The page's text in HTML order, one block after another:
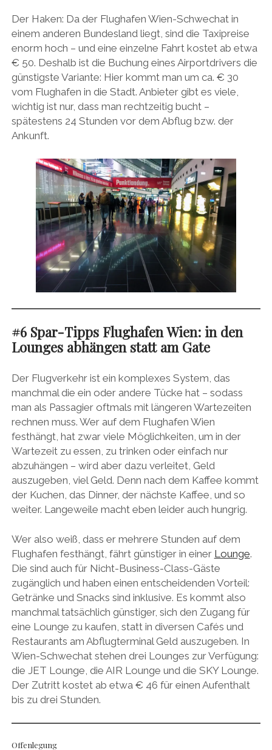
Der Haken: Da der Flughafen Wien-Schwechat in
einem anderen Bundesland liegt, sind die Taxipreise
enorm hoch – und eine einzelne Fahrt kostet ab etwa
€ 50. Deshalb ist die Buchung eines Airportdrivers die
günstigste Variante: Hier kommt man um ca. € 30
vom Flughafen in die Stadt. Anbieter gibt es viele,
wichtig ist nur, dass man rechtzeitig bucht –
spätestens 24 Stunden vor dem Abflug bzw. der
Ankunft.
#6 Spar-Tipps Flughafen Wien: in den
Lounges abhängen statt am Gate
Der Flugverkehr ist ein komplexes System, das
manchmal die ein oder andere Tücke hat – sodass
man als Passagier oftmals mit längeren Wartezeiten
rechnen muss. Wer auf dem Flughafen Wien
festhängt, hat zwar viele Möglichkeiten, um in der
Wartezeit zu essen, zu trinken oder einfach nur
abzuhängen – wird aber dazu verleitet, Geld
auszugeben, viel Geld. Denn nach dem Kaffee kommt
der Kuchen, das Dinner, der nächste Kaffee, und so
weiter. Langeweile macht eben leider auch hungrig.
Wer also weiß, dass er mehrere Stunden auf dem
Flughafen festhängt, fährt günstiger in einer Lounge.
Die sind auch für Nicht-Business-Class-Gäste
zugänglich und haben einen entscheidenden Vorteil:
Getränke und Snacks sind inklusive. Es kommt also
manchmal tatsächlich günstiger, sich den Zugang für
eine Lounge zu kaufen, statt in diversen Cafés und
Restaurants am Abflugterminal Geld auszugeben. In
Wien-Schwechat stehen drei Lounges zur Verfügung:
die JET Lounge, die AIR Lounge und die SKY Lounge.
Der Zutritt kostet ab etwa € 46 für einen Aufenthalt
bis zu drei Stunden.
Offenlegung